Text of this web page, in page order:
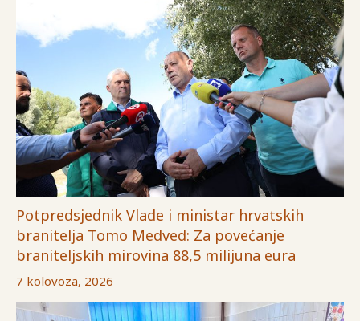
Potpredsjednik Vlade i ministar hrvatskih
branitelja Tomo Medved: Za povećanje
braniteljskih mirovina 88,5 milijuna eura
7 kolovoza, 2026